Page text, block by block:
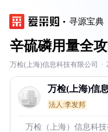
寻源宝典
辛硫磷用量全
万检(上海)信息科技有限公司 ·
万检(上海)信
法人:李发邦
万检（上海）信息科